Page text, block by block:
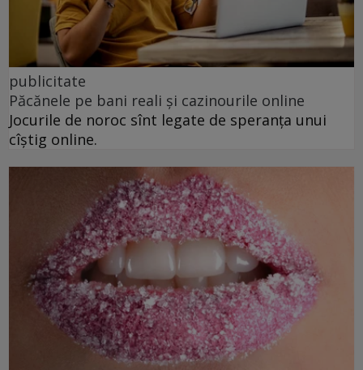
publicitate
Păcănele pe bani reali și cazinourile online
Jocurile de noroc sînt legate de speranța unui
cîștig online.